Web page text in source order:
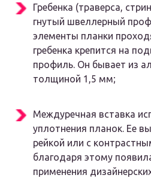
Гребенка (траверса,
гнутый швеллерный
элементы планки
гребенка крепится на
профиль. Он бывает из
толщиной 1,5 мм;
Междуречная вставка
уплотнения планок. Ее
рейкой или с
благодаря этому
применения